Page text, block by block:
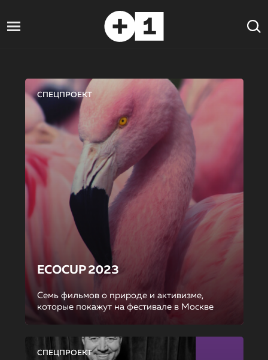
СПЕЦПРОЕКТ
ECOCUP 2023
Семь фильмов о природе и активизме,
которые покажут на фестивале в Москве
СПЕЦПРОЕКТ